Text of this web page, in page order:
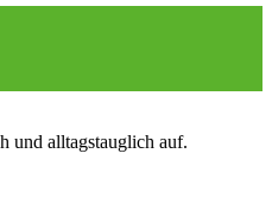
und alltagstauglich auf.